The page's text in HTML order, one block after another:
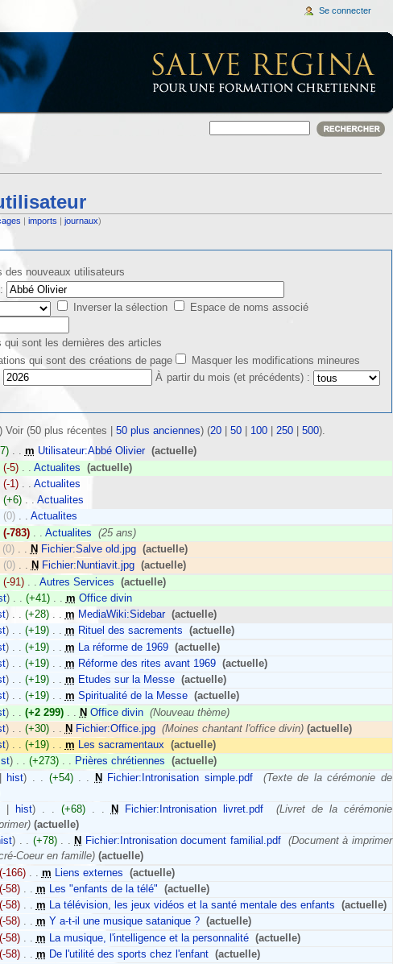
|imports |journaux)
des nouveaux utilisateurs
Inverser la sélection
Espace de noms associé
qui sont les dernières des articles
qui sont des créations de page
Masquer les modifications mineures
À partir du mois (et précédents) :
) Voir (50 plus récentes | 50 plus anciennes) (20| 50| 100| 250| 500).
‎ . . m Utilisateur:Abbé Olivier‎ (actuelle)
(-5)‎ Actualites
(actuelle)
(-1)‎ . . Actualites
(+6)‎ . . Actualites
(0)‎ . . Actualites
(-783)‎ Actualites
(25 ans)
(0)‎ . . N Fichier:Salve old.jpg‎ (actuelle)
(0)‎ . . N Fichier:Nuntiavit.jpg‎ (actuelle)
(-91)‎ Autres Services
(actuelle)
) (+41)‎ m Office divin‎
) . . (+28)‎ . . m MediaWiki:Sidebar‎ (actuelle)
) . . (+19)‎ . . m Rituel des sacrements
(actuelle)
) (+19)‎ m La réforme de 1969‎ (actuelle)
) . . (+19)‎ . . m Réforme des rites avant 1969‎ (actuelle)
) . . (+19)‎ . . m Etudes sur la Messe‎ (actuelle)
) . . (+19)‎ . . m Spiritualité de la Messe‎ (actuelle)
) (+2 299)‎ N Office divin‎ (Nouveau thème)
) . . (+30)‎ . . N Fichier:Office.jpg‎ (Moines chantant l'office divin) (actuelle)
) . . (+19)‎ . . m Les sacramentaux‎ (actuelle)
) . . (+273)‎ . . Prières chrétiennes
(actuelle)
hist) (+54)‎ N Fichier:Intronisation simple.pdf‎ (Texte de la cérémonie de
| hist) . . (+68)‎ . . N Fichier:Intronisation livret.pdf‎ (Livret de la cérémonie
(actuelle)
) . . (+78)‎ . . N Fichier:Intronisation document familial.pdf‎ (Document à imprimer
Coeur en famille) (actuelle)
(-166)‎ m Liens externes
(actuelle)
(-58)‎ m Les "enfants de la télé"
(actuelle)
(-58)‎ . . m La télévision, les jeux vidéos et la santé mentale des enfants
(actuelle)
(-58)‎ . . m Y a-t-il une musique satanique ?‎ (actuelle)
(-58)‎ m La musique, l'intelligence et la personnalité‎ (actuelle)
(-58)‎ . . m De l'utilité des sports chez l'enfant‎ (actuelle)
Se connecter